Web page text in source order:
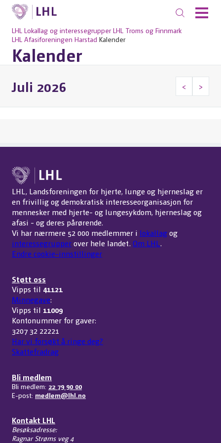
LHL Lokallag og interessegrupper LHL Troms og Finnmark
LHL Afasiforeningen Harstad Kalender
Kalender
Juli 2026 < >
LHL, Landsforeningen for hjerte, lunge og hjerneslag er
en frivillig og demokratisk interesseorganisasjon for
mennesker med hjerte- og lungesykdom, hjerneslag og
afasi - og deres pårørende.
Vi har nærmere 52 000 medlemmer i lokallagog
interessegrupperover hele landet. Om LHL.
Endre cookie-innstillinger
Støtt oss
Vipps til 41121
Minnegave:
Vipps til 11009
Kontonummer for gaver:
3207 32 22221
Har vi forsøkt å ringe deg?
Skattefradrag
Bli medlem
Bli medlem: 22 79 90 00
E-post: medlem@lhl.no
Kontakt LHL
Besøksadresse:
Ragnar Strøms veg 4